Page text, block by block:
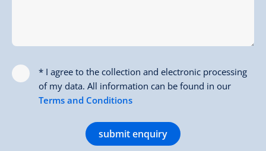
* I agree to the collection and electronic processing
of my data. All information can be found in our
Terms and Conditions
submit enquiry